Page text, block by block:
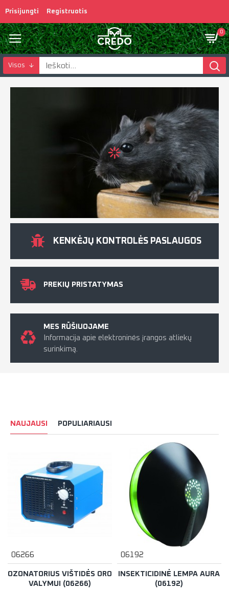
Prisijungti Registruotis
0
Visos
KENKĖJŲ KONTROLĖS PASLAUGOS
PREKIŲ PRISTATYMAS
MES RŪŠIUOJAME
Informacija apie elektroninės įrangos atliekų
surinkimą.
NAUJAUSI POPULIARIAUSI
06266
OZONATORIUS VIŠTIDĖS ORO
VALYMUI (06266)
06192
INSEKTICIDINĖ LEMPA AURA
(06192)